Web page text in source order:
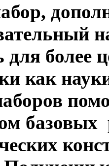
для более
как
базовых